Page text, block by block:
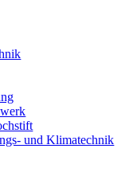
und Klimatechnik